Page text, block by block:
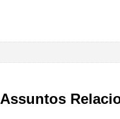
Assuntos